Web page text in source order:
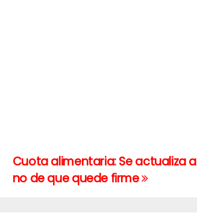
Cuota alimentaria: Se actualiza
no de que quede firme